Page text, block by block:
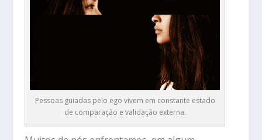
Pessoas guiadas pelo ego vivem em constante estado
de comparação e validação externa.